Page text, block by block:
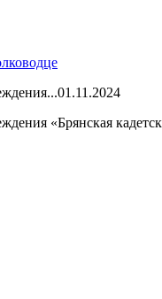
01.11.2024
«Брянская